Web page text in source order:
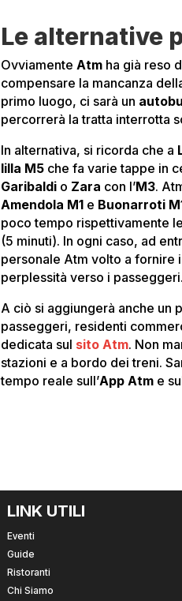
Le alternative
OvviamenteAtm ha già reso
compensare la mancanza
primo luogo, ci sarà un
percorrerà la tratta interrotta
In alternativa, si ricorda che a
lilla M5 che fa varie tappe in
Garibaldi o Zara con l’M3.
Amendola M1 e Buonarroti
poco tempo rispettivamente
(5 minuti). In ogni caso, ad
personale Atm volto a fornire
perplessità verso i passeggeri.
A ciò si aggiungerà anche un
passeggeri, residenti
dedicata sul sito Atm. Non
stazioni e a bordo dei treni.
tempo reale sull’App Atm e
LINK UTILI
Eventi
Guide
Ristoranti
Chi Siamo